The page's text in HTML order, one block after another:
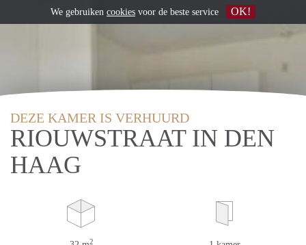
DEZE KAMER IS VERHUURD
RIOUWSTRAAT IN DEN
HAAG
2
We gebruiken cookies voor de beste service OK!